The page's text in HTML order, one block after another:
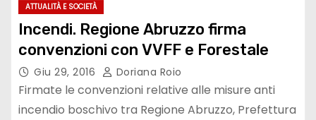
ATTUALITÀ E SOCIETÀ
Incendi. Regione Abruzzo firma
convenzioni con VVFF e Forestale
Giu 29, 2016 Doriana Roio
Firmate le convenzioni relative alle misure anti
incendio boschivo tra Regione Abruzzo, Prefettura